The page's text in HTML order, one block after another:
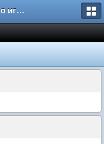
Сообщество игроков L2BesT.Org